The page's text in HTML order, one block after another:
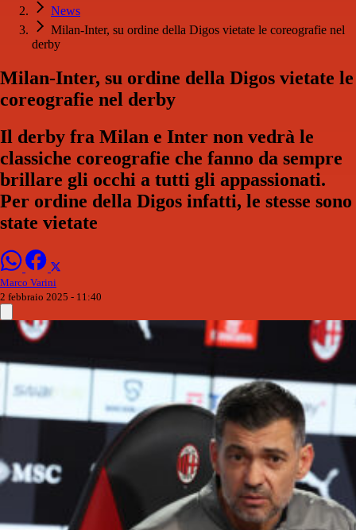
News
Milan-Inter, su ordine della Digos vietate le coreografie nel
derby
Milan-Inter, su ordine della Digos vietate le
coreografie nel derby
Il derby fra Milan e Inter non vedrà le
classiche coreografie che fanno da sempre
brillare gli occhi a tutti gli appassionati.
Per ordine della Digos infatti, le stesse sono
state vietate
Marco Varini
2 febbraio 2025 - 11:40